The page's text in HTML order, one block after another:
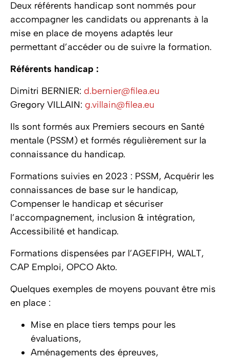
Deux référents handicap sont nommés pour
accompagner les candidats ou apprenants à la
mise en place de moyens adaptés leur
permettant d’accéder ou de suivre la formation.
Référents handicap :
Dimitri BERNIER: d.bernier@filea.eu
Gregory VILLAIN: g.villain@filea.eu
Ils sont formés aux Premiers secours en Santé
mentale (PSSM) et formés régulièrement sur la
connaissance du handicap.
Formations suivies en 2023 : PSSM, Acquérir les
connaissances de base sur le handicap,
Compenser le handicap et sécuriser
l’accompagnement, inclusion & intégration,
Accessibilité et handicap.
Formations dispensées par l’AGEFIPH, WALT,
CAP Emploi, OPCO Akto.
Quelques exemples de moyens pouvant être mis
en place :
Mise en place tiers temps pour les
évaluations,
Aménagements des épreuves,